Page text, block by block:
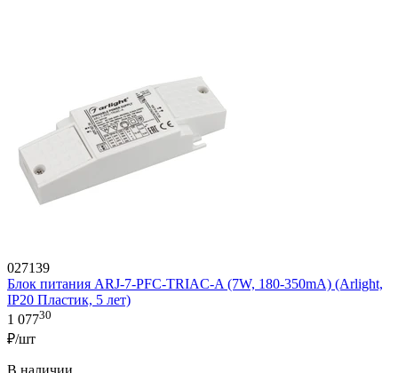
027139
Блок питания ARJ-7-PFC-TRIAC-A (7W, 180-350mA) (Arlight,
IP20 Пластик, 5 лет)
1 07730
₽/шт
В наличии